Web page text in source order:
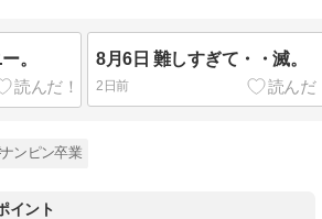
。 8月6日 難しすぎて・・滅。
2日前
ンピン卒業
イント